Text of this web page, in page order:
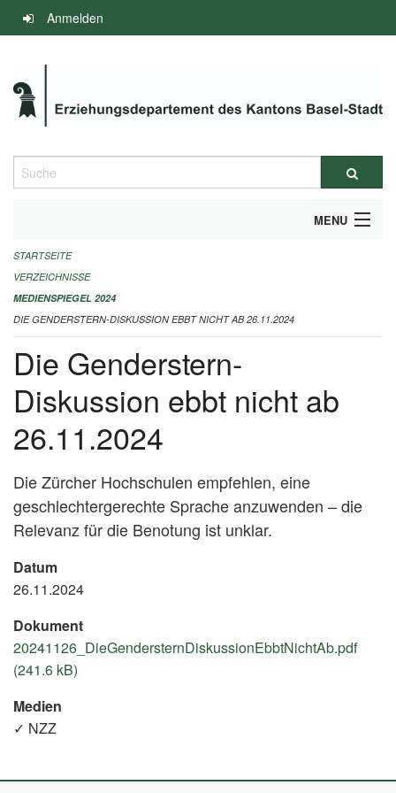
Navigation
überspringen
Anmelden
Suche
MENU
INFOS ZUM ED-MEDIENSPIEGEL
IMPRESSUM
STARTSEITE
VERZEICHNISSE
MEDIENSPIEGEL 2024
DIE GENDERSTERN-DISKUSSION EBBT NICHT AB 26.11.2024
Die Genderstern-
Diskussion ebbt nicht ab
26.11.2024
Die Zürcher Hochschulen empfehlen, eine
geschlechtergerechte Sprache anzuwenden – die
Relevanz für die Benotung ist unklar.
Datum
26.11.2024
Dokument
20241126_DieGendersternDiskussionEbbtNichtAb.pdf
(241.6 kB)
Medien
✓ NZZ